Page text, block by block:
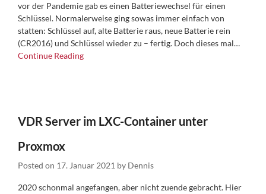
vor der Pandemie gab es einen Batteriewechsel für einen
Schlüssel. Normalerweise ging sowas immer einfach von
statten: Schlüssel auf, alte Batterie raus, neue Batterie rein
(CR2016) und Schlüssel wieder zu – fertig. Doch dieses mal…
Continue Reading
VDR Server im LXC-Container unter
Proxmox
Posted on 17. Januar 2021 by Dennis
2020 schonmal angefangen, aber nicht zuende gebracht. Hier